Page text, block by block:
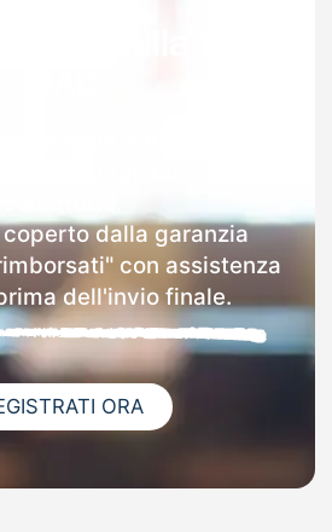
dalla garanzia
con assistenza
dell'invio finale.
ORA